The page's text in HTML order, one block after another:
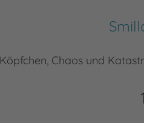
Köpfchen, Chaos und